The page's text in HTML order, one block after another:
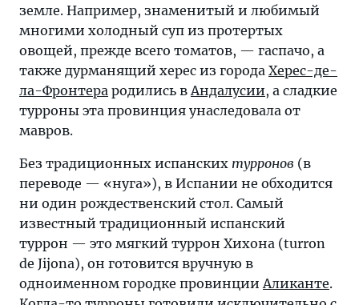
земле. Например, знаменитый и любимый
многими холодный суп из протертых
овощей, прежде всего томатов, — гаспачо, а
также дурманящий херес из города Херес-де-
ла-Фронтера родились в Андалусии, а сладкие
турроны эта провинция унаследовала от
мавров.
Без традиционных испанских турронов (в
переводе — «нуга»), в Испании не обходится
ни один рождественский стол. Самый
известный традиционный испанский
туррон — это мягкий туррон Хихона (turron
de Jijona), он готовится вручную в
одноименном городке провинции Аликанте.